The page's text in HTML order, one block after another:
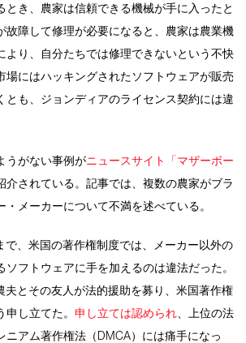
とき、農家は信頼できる機械が手に入ったと
故障して修理が必要になると、農家は農業機
より、自分たちでは修理できないという不快
場にはハッキングされたソフトウェアが販売
とも、ジョンディアのライセンス契約には違
うがない事例がニュースサイト「マザーボー
介されている。記事では、複数の農家がブラ
・メーカーについて不満を述べている。
で、米国の著作権制度では、メーカー以外の
ソフトウェアに手を加えるのは違法だった。
夫とその友人が法的援助を募り、米国著作権
申し立てた。申し立ては認められ 、上位の法
ニアム著作権法（DMCA）には痛手になっ